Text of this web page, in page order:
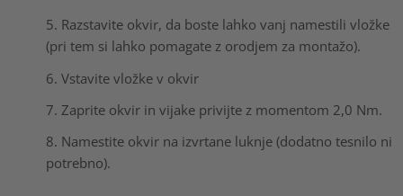
5. Razstavite okvir, da boste lahko vanj namestili vložke
(pri tem si lahko pomagate z orodjem za montažo).
6. Vstavite vložke v okvir
7. Zaprite okvir in vijake privijte z momentom 2,0 Nm.
8. Namestite okvir na izvrtane luknje (dodatno tesnilo ni
potrebno).